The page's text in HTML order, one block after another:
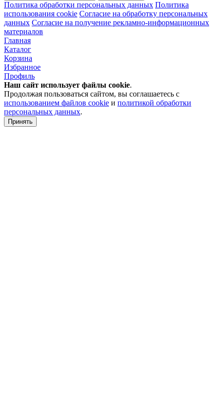
Политика обработки персональных данных Политика
использования cookie Согласие на обработку персональных
данных Согласие на получение рекламно-информационных
материалов
Главная
Каталог
Корзина
Избранное
Профиль
Наш сайт использует файлы cookie.
Продолжая пользоваться сайтом, вы соглашаетесь с
использованием файлов cookie и политикой обработки
персональных данных.
Принять